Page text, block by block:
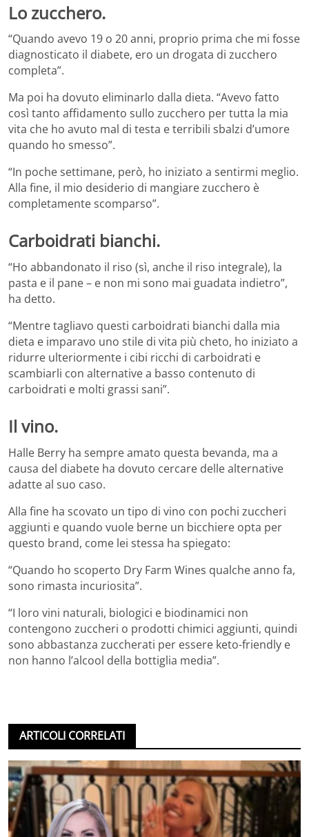
Lo zucchero.
“Quando avevo 19 o 20 anni, proprio prima che mi fosse
diagnosticato il diabete, ero un drogata di zucchero
completa”.
Ma poi ha dovuto eliminarlo dalla dieta. “Avevo fatto
così tanto affidamento sullo zucchero per tutta la mia
vita che ho avuto mal di testa e terribili sbalzi d’umore
quando ho smesso”.
“In poche settimane, però, ho iniziato a sentirmi meglio.
Alla fine, il mio desiderio di mangiare zucchero è
completamente scomparso”.
Carboidrati bianchi.
“Ho abbandonato il riso (sì, anche il riso integrale), la
pasta e il pane – e non mi sono mai guadata indietro”,
ha detto.
“Mentre tagliavo questi carboidrati bianchi dalla mia
dieta e imparavo uno stile di vita più cheto, ho iniziato a
ridurre ulteriormente i cibi ricchi di carboidrati e
scambiarli con alternative a basso contenuto di
carboidrati e molti grassi sani”.
Il vino.
Halle Berry ha sempre amato questa bevanda, ma a
causa del diabete ha dovuto cercare delle alternative
adatte al suo caso.
Alla fine ha scovato un tipo di vino con pochi zuccheri
aggiunti e quando vuole berne un bicchiere opta per
questo brand, come lei stessa ha spiegato:
“Quando ho scoperto Dry Farm Wines qualche anno fa,
sono rimasta incuriosita”.
“I loro vini naturali, biologici e biodinamici non
contengono zuccheri o prodotti chimici aggiunti, quindi
sono abbastanza zuccherati per essere keto-friendly e
non hanno l’alcool della bottiglia media”.
ARTICOLI CORRELATI